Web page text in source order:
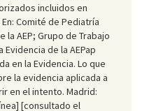
incluidos en
Comité de Pediatría
la AEP; Grupo de Trabajo
de la AEPap
en la Evidencia. Lo que
la evidencia aplicada a
en el intento. Madrid:
[consultado el